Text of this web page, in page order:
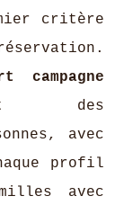
critère
campagne
des
avec
profil
avec